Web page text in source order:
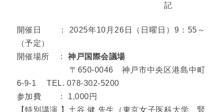
記
開催日 ： 2025年10月26日（日曜日）9：55～
（予定）
開催場所 ：
神戸国際会議場
〒650-0046 神戸市中央区港島中町
6‐9‐1 TEL. 078‐302‐5200
参加費 ： 1,000円
【特別講演 】土谷 健 先生（東京女子医科大学 腎